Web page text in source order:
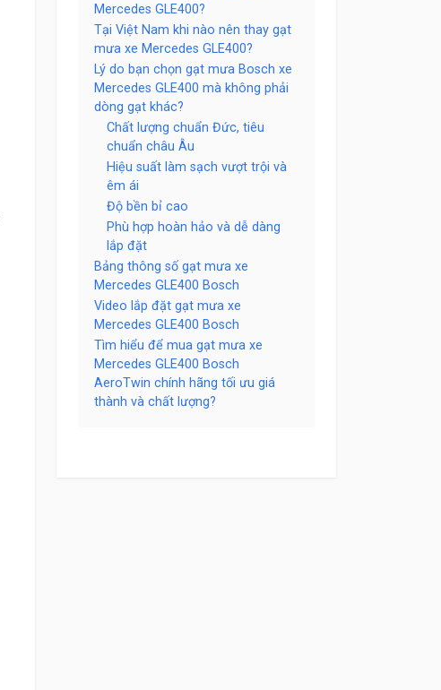
Mercedes GLE400?
Tại Việt Nam khi nào nên thay gạt
mưa xe Mercedes GLE400?
Lý do bạn chọn gạt mưa Bosch xe
Mercedes GLE400 mà không phải
dòng gạt khác?
Chất lượng chuẩn Đức, tiêu
chuẩn châu Âu
Hiệu suất làm sạch vượt trội và
êm ái
Độ bền bỉ cao
Phù hợp hoàn hảo và dễ dàng
lắp đặt
Bảng thông số gạt mưa xe
Mercedes GLE400 Bosch
Video lắp đặt gạt mưa xe
Mercedes GLE400 Bosch
Tìm hiểu để mua gạt mưa xe
Mercedes GLE400 Bosch
AeroTwin chính hãng tối ưu giá
thành và chất lượng?